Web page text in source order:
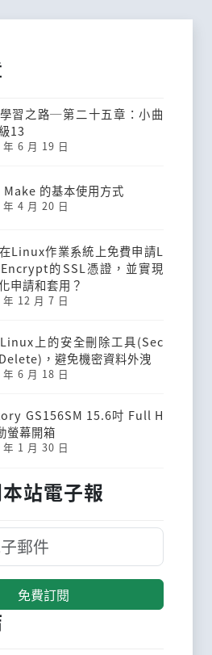
習之路─第二十五章：小曲
13
6 月 19 日
Make 的基本使用方式
4 月 20 日
Linux作業系統上免費申請L
的SSL憑證，並實現
申請和套用？
12 月 7 日
上的安全刪除工具(Sec
，避免機密資料外洩
6 月 18 日
GS156SM 15.6吋 Full H
螢幕開箱
1 月 30 日
站電子報
免費訂閱